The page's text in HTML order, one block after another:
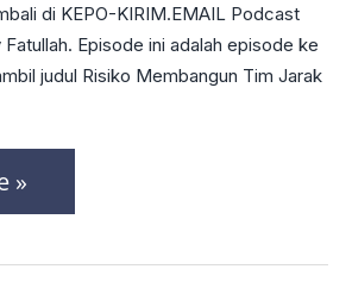
di KEPO-KIRIM.EMAIL Podcast
Episode ini adalah episode ke
judul Risiko Membangun Tim Jarak
»